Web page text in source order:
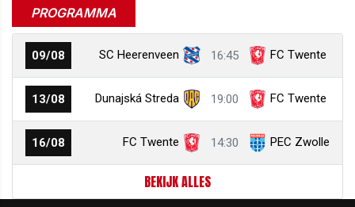
PROGRAMMA
09/08 SC Heerenveen 16:45 FC Twente
13/08 Dunajská Streda 19:00 FC Twente
16/08 FC Twente 14:30 PEC Zwolle
BEKIJK ALLES